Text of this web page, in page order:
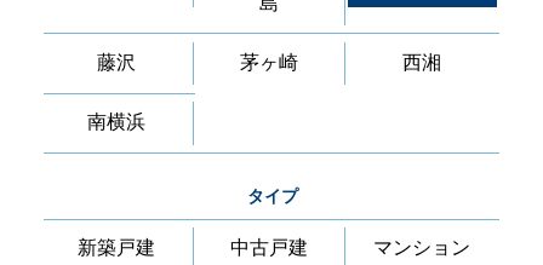
藤沢 茅ヶ崎 西湘
南横浜
タイプ
新築戸建 中古戸建 マンション